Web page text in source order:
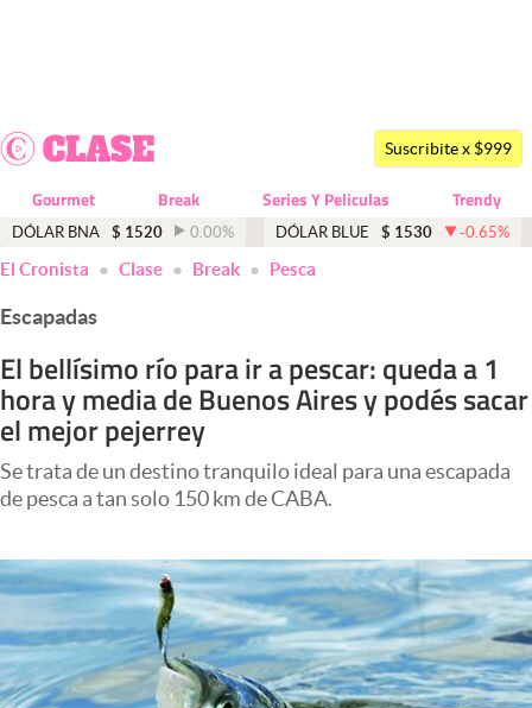
Dólar
Economía y Política
Finanzas y Mercados
Mercados Online
Negocios
Columnistas
Apertura
Clase
Clima
Mundial 2026
Suscribite x $999
Gourmet Break Series Y Peliculas Trendy
DÓLAR BNA $ 1520 0.00% DÓLAR BLUE $ 1530 -0.65%
El Cronista Clase Break Pesca
Escapadas
El bellísimo río para ir a pescar: queda a 1
hora y media de Buenos Aires y podés sacar
el mejor pejerrey
Se trata de un destino tranquilo ideal para una escapada
de pesca a tan solo 150 km de CABA.